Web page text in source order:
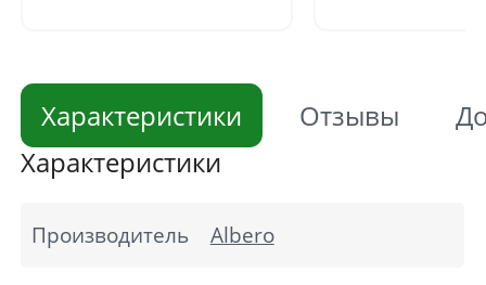
Характеристики Отзывы
Характеристики
Производитель Albero